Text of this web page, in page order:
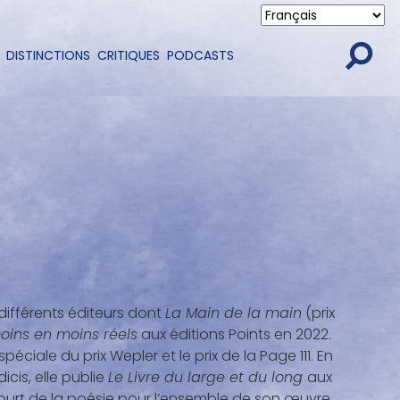
DISTINCTIONS CRITIQUES PODCASTS
éditeurs dontLa Main de la main (prix
en moins réelsaux éditions Points en 2022.
du prix Wepler et le prix de la Page 111. En
elle publie Le Livre du large et du long aux